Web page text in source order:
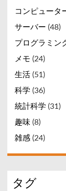
コンピュータ
サーバー (48)
プログラミン
メモ (24)
生活 (51)
科学 (36)
統計科学 (31)
趣味 (8)
雑感 (24)
タグ